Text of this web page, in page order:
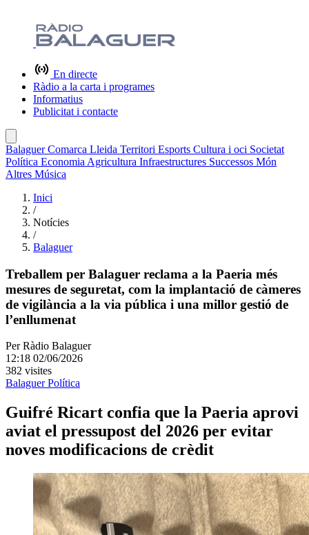
En directe
Ràdio a la carta i programes
Informatius
Publicitat i contacte
BalaguerComarca Lleida Territori Esports Cultura i oci Societat
Política Economia Agricultura Infraestructures Successos Món
Altres Música
Inici
/
Notícies
/
Balaguer
Treballem per Balaguer reclama a la Paeria més
mesures de seguretat, com la implantació de càmeres
de vigilància a la via pública i una millor gestió de
l’enllumenat
Per Ràdio Balaguer
12:18 02/06/2026
382 visites
BalaguerPolítica
Guifré Ricart confia que la Paeria aprovi
aviat el pressupost del 2026 per evitar
noves modificacions de crèdit